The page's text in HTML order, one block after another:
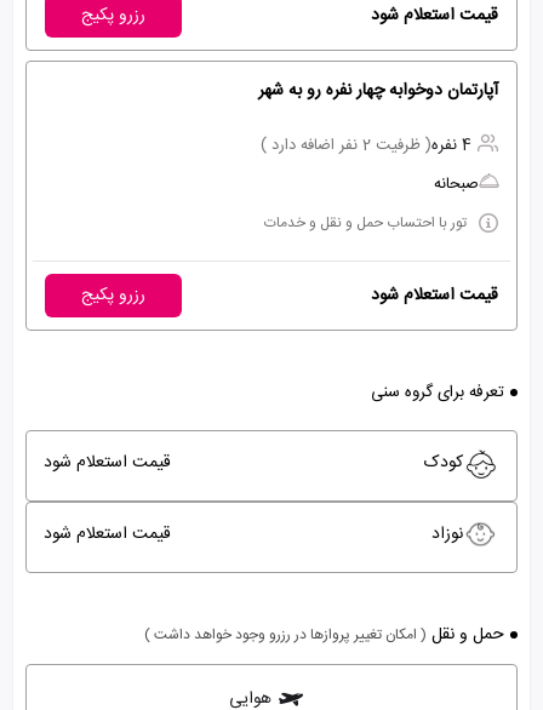
قیمت استعلام شود رزرو پکیج
آپارتمان دوخوابه چهار نفره رو به شهر
4 نفره
( ظرفیت 2 نفر اضافه دارد )
صبحانه
تور با احتساب حمل و نقل و خدمات
قیمت استعلام شود رزرو پکیج
تعرفه برای گروه سنی
کودک قیمت استعلام شود
نوزاد قیمت استعلام شود
حمل و نقل ( امکان تغییر پروازها در رزرو وجود خواهد داشت )
هوایی